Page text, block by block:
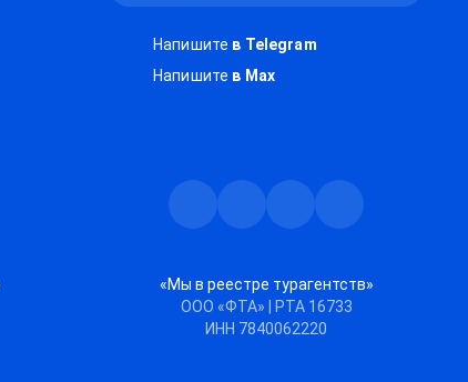
Напишите в Telegram
Напишите в Max
ТелеграмMax Дзен ВКонтакте
«Мы в реестре турагентств»
ООО «ФТА» | РТА 16733
ИНН 7840062220